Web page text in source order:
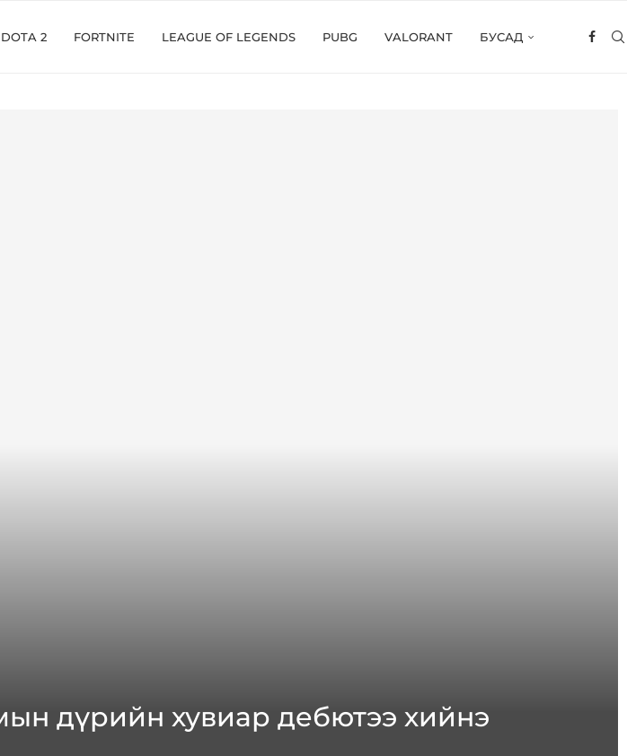
DOTA 2 FORTNITE LEAGUE OF LEGENDS PUBG VALORANT БУСАД
дүрийн хувиар дебютээ хийнэ